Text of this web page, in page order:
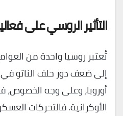
التأثير الروسي على
تُعتبر روسيا واحدة من
إلى ضعف دور حلف الناتو
أوروبا، وعلى وجه الخصوص،
الأوكرانية. فالتحركات